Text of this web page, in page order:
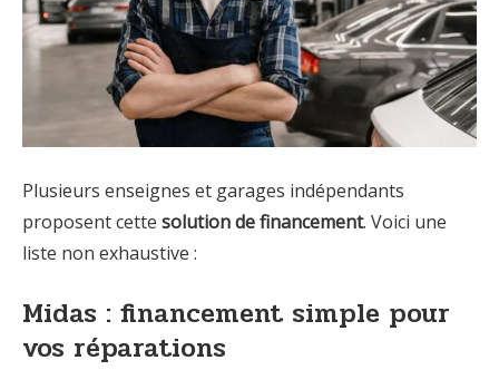
Plusieurs enseignes et garages indépendants
proposent cette solution de financement. Voici une
liste non exhaustive :
Midas : financement simple pour
vos réparations